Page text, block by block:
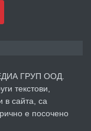
преди 4 дни
ГРУП ООД.
текстови,
в сайта, са
е посочено